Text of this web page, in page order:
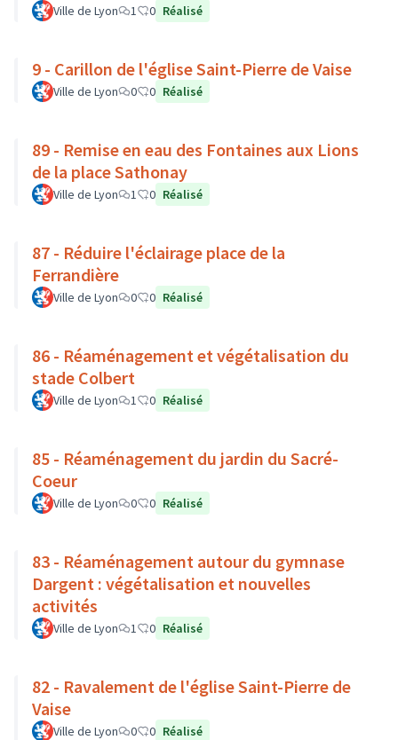
Ville de Lyon 1 0 Réalisé
9 - Carillon de l'église Saint-Pierre de Vaise
Ville de Lyon 0 0 Réalisé
89 - Remise en eau des Fontaines aux Lions
de la place Sathonay
Ville de Lyon 1 0 Réalisé
87 - Réduire l'éclairage place de la
Ferrandière
Ville de Lyon 0 0 Réalisé
86 - Réaménagement et végétalisation du
stade Colbert
Ville de Lyon 1 0 Réalisé
85 - Réaménagement du jardin du Sacré-
Coeur
Ville de Lyon 0 0 Réalisé
83 - Réaménagement autour du gymnase
Dargent : végétalisation et nouvelles
activités
Ville de Lyon 1 0 Réalisé
82 - Ravalement de l'église Saint-Pierre de
Vaise
Ville de Lyon 0 0 Réalisé